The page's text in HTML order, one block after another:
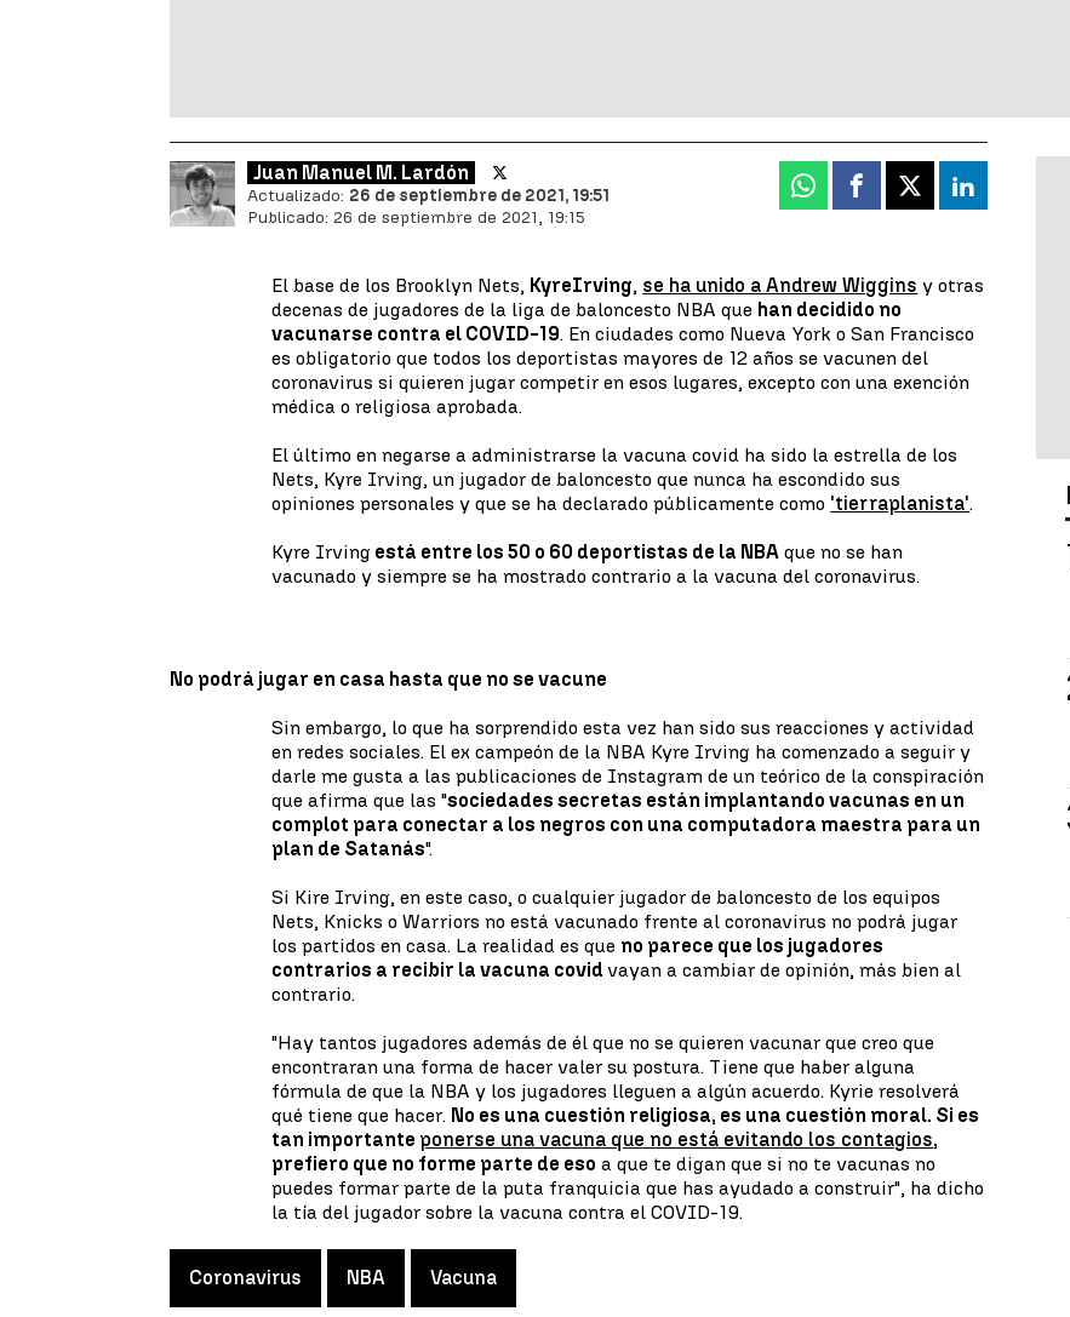
Juan Manuel M. Lardón
Actualizado: 26 de septiembre de 2021, 19:51
Publicado: 26 de septiembre de 2021, 19:15
Whatsapp
Facebook
X Linkedin
El base de los Brooklyn Nets, KyreIrving, se ha unido a Andrew Wiggins y otras
decenas de jugadores de la liga de baloncesto NBA que han decidido no
vacunarse contra el COVID-19. En ciudades como Nueva York o San Francisco
es obligatorio que todos los deportistas mayores de 12 años se vacunen del
coronavirus si quieren jugar competir en esos lugares, excepto con una exención
médica o religiosa aprobada.
El último en negarse a administrarse la vacuna covid ha sido la estrella de los
Nets, Kyre Irving, un jugador de baloncesto que nunca ha escondido sus
opiniones personales y que se ha declarado públicamente como 'tierraplanista'.
Kyre Irving está entre los 50 o 60 deportistas de la NBA que no se han
vacunado y siempre se ha mostrado contrario a la vacuna del coronavirus.
No podrá jugar en casa hasta que no se vacune
Sin embargo, lo que ha sorprendido esta vez han sido sus reacciones y actividad
en redes sociales. El ex campeón de la NBA Kyre Irving ha comenzado a seguir y
darle me gusta a las publicaciones de Instagram de un teórico de la conspiración
que afirma que las "sociedades secretas están implantando vacunas en un
complot para conectar a los negros con una computadora maestra para un
plan de Satanás".
Si Kire Irving, en este caso, o cualquier jugador de baloncesto de los equipos
Nets, Knicks o Warriors no está vacunado frente al coronavirus no podrá jugar
los partidos en casa. La realidad es que no parece que los jugadores
contrarios a recibir la vacuna covidvayan a cambiar de opinión, más bien al
contrario.
"Hay tantos jugadores además de él que no se quieren vacunar que creo que
encontraran una forma de hacer valer su postura. Tiene que haber alguna
fórmula de que la NBA y los jugadores lleguen a algún acuerdo. Kyrie resolverá
qué tiene que hacer. No es una cuestión religiosa, es una cuestión moral. Si es
tan importante ponerse una vacuna que no está evitando los contagios,
prefiero que no forme parte de eso a que te digan que si no te vacunas no
puedes formar parte de la puta franquicia que has ayudado a construir", ha dicho
la tía del jugador sobre la vacuna contra el COVID-19.
Coronavirus NBA Vacuna